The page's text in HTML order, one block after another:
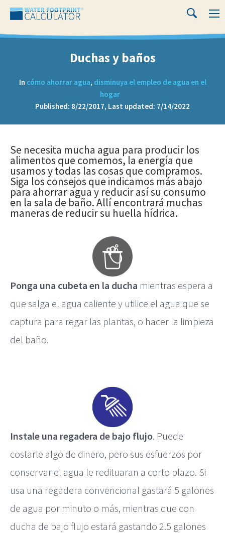
Water
Footprint
Close
Duchas y baños
In cómo ahorrar agua, disminuya el empleo de agua en el
hogar
Published: 8/22/2017, Last updated: 7/14/2022
Duchas
y
baños
Se necesita mucha agua para producir los
alimentos que comemos, la energía que
usamos y todas las cosas que compramos.
Siga los consejos que indicamos más abajo
para ahorrar agua y reducir así su consumo
en la sala de baño. Allí encontrará muchas
maneras de reducir su huella hídrica.
Ponga una cubeta en la ducha mientras espera a
que salga el agua caliente y utilice el agua que se
captura para regar las plantas, o hacer la limpieza
del baño.
Instale una regadera de bajo flujo. Puede
costarle algo de dinero, pero sus esfuerzos por
conservar el agua le redituaran a corto plazo. Si
usa una regadera convencional gastará 5 galones
de agua por minuto o más, mientras que con
ducha de bajo flujo estará gastando 2.5 galones